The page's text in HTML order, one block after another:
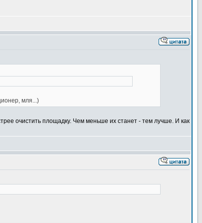
мля...)
очистить площадку. Чем меньше их станет - тем лучше. И как